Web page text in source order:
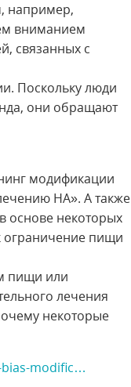
например,
вниманием
связанных с
Поскольку люди
они обращают
модификации
НА». А также
основе некоторых
ограничение пищи
пищи или
лечения
некоторые
modific…